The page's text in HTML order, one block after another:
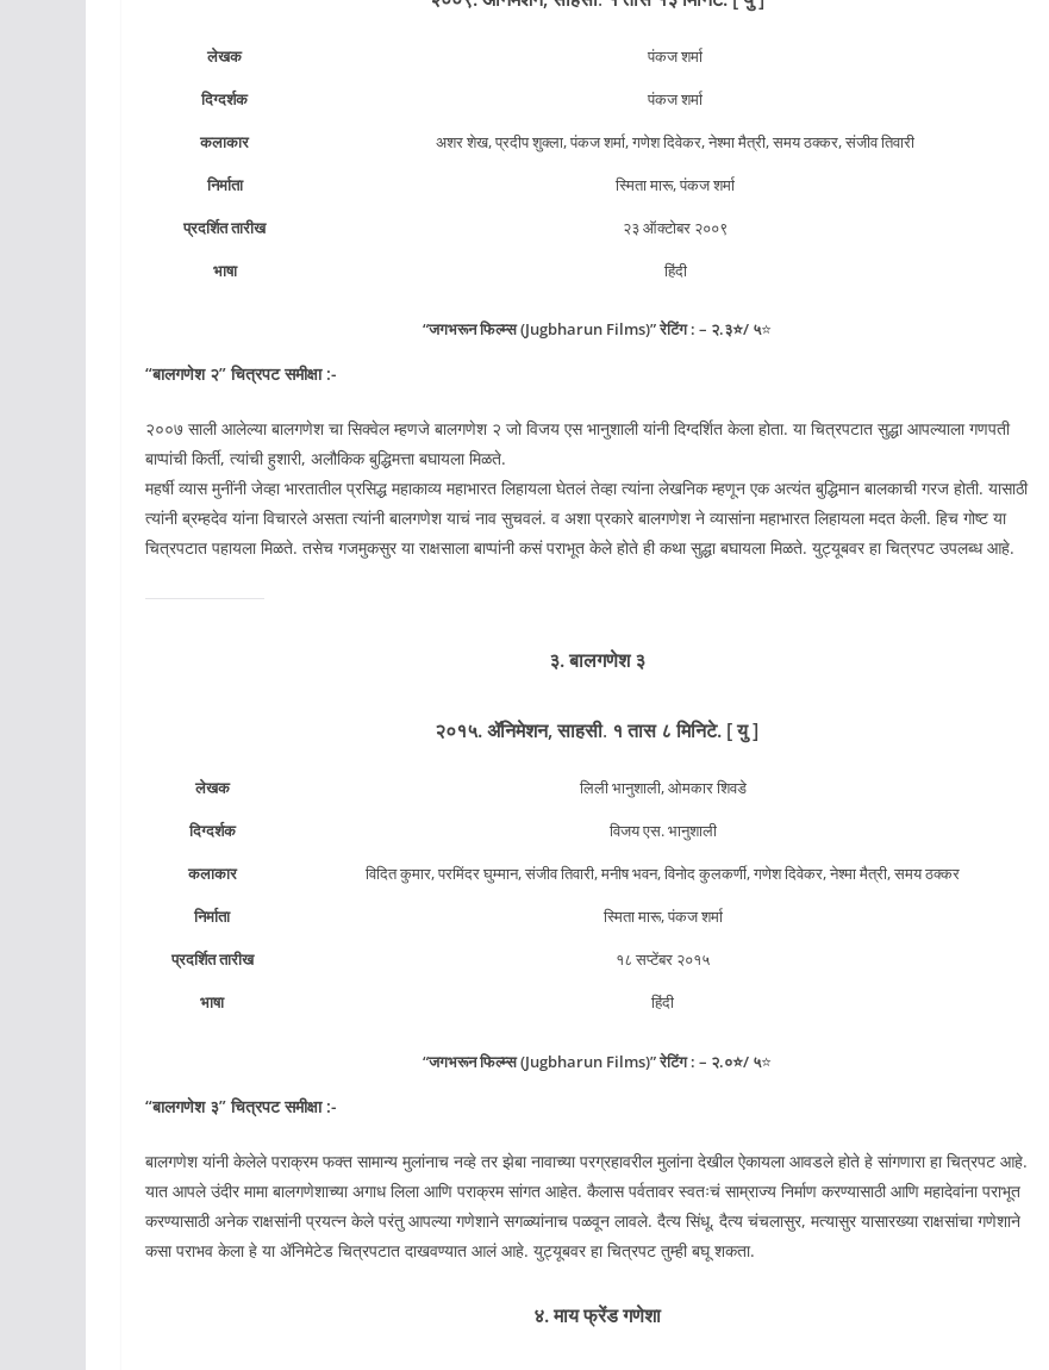
लेखक
पंकज शर्मा
दिग्दर्शक
पंकज शर्मा
कलाकार
अशर शेख, प्रदीप शुक्ला, पंकज शर्मा, गणेश दिवेकर, नेश्मा मैत्री, समय ठक्कर, संजीव तिवारी
निर्माता
स्मिता मारू, पंकज शर्मा
प्रदर्शित तारीख
२३ ऑक्टोबर २००९
भाषा
हिंदी
“जगभरून फिल्म्स (Jugbharun Films)” रेटिंग : – २.३⭐/ ५⭐
“बालगणेश२” चित्रपट समीक्षा :-
२००७ साली आलेल्या बालगणेश चा सिक्वेल म्हणजे बालगणेश २ जो विजय एस भानुशाली यांनी दिग्दर्शित केला होता. या चित्रपटात सुद्धा आपल्याला गणपती
बाप्पांची किर्ती, त्यांची हुशारी, अलौकिक बुद्धिमत्ता बघायला मिळते.‌
महर्षी व्यास मुनींनी जेव्हा भारतातील प्रसिद्ध महाकाव्य महाभारत लिहायला घेतलं तेव्हा त्यांना लेखनिक म्हणून एक अत्यंत बुद्धिमान बालकाची गरज होती. यासाठी
त्यांनी ब्रम्हदेव यांना विचारले असता त्यांनी बालगणेश याचं नाव सुचवलं. व अशा प्रकारे बालगणेश ने व्यासांना महाभारत लिहायला मदत केली. हिच गोष्ट या
चित्रपटात पहायला मिळते. तसेच गजमुकसुर या राक्षसाला बाप्पांनी कसं पराभूत केले होते ही कथा सुद्धा बघायला मिळते. युट्यूबवर हा चित्रपट उपलब्ध आहे.
३. बालगणेश ३
२०१५. ॲनिमेशन, साहसी. १ तास ८ मिनिटे. [ यु ]
लेखक
लिली भानुशाली, ओमकार शिवडे
दिग्दर्शक
विजय एस. भानुशाली
कलाकार
विदित कुमार, परमिंदर घुम्मान, संजीव तिवारी, मनीष भवन, विनोद कुलकर्णी, गणेश दिवेकर, नेश्मा मैत्री, समय ठक्कर
निर्माता
स्मिता मारू, पंकज शर्मा
प्रदर्शित तारीख
१८ सप्टेंबर २०१५
भाषा
हिंदी
“जगभरून फिल्म्स (Jugbharun Films)” रेटिंग : – २.०⭐/ ५⭐
“बालगणेश३” चित्रपट समीक्षा :-
बालगणेश यांनी केलेले पराक्रम फक्त सामान्य मुलांनाच नव्हे तर झेबा नावाच्या परग्रहावरील मुलांना देखील ऐकायला आवडले होते हे सांगणारा हा चित्रपट आहे.
यात आपले उंदीर मामा बालगणेशाच्या अगाध लिला आणि पराक्रम सांगत आहेत. कैलास पर्वतावर स्वतःचं साम्राज्य निर्माण करण्यासाठी आणि महादेवांना पराभूत
करण्यासाठी अनेक राक्षसांनी प्रयत्न केले परंतु आपल्या गणेशाने सगळ्यांनाच पळवून लावले. दैत्य सिंधू, दैत्य चंचलासुर, मत्यासुर यासारख्या राक्षसांचा गणेशाने
कसा पराभव केला हे या ॲनिमेटेड चित्रपटात दाखवण्यात आलं आहे. युट्यूबवर हा चित्रपट तुम्ही बघू शकता.
४. माय फ्रेंड गणेशा